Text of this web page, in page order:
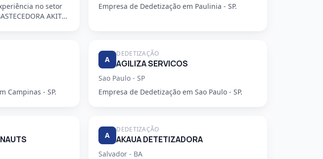
no setor
AKITA
Empresa de Dedetização em Paulinia - SP.
Campinas - SP.
A
DEDETIZAÇÃO
AGILIZA SERVICOS
Sao Paulo - SP
Empresa de Dedetização em Sao Paulo - SP.
A
DEDETIZAÇÃO
AKAUA DETETIZADORA
Salvador - BA